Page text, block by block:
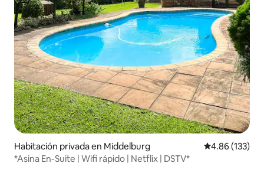
Habitación privada en Middelburg Calificación
4.86 (133)
*Asina En-Suite | Wifi rápido | Netflix | DSTV*